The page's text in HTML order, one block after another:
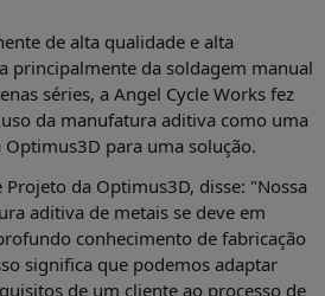
de alta qualidade e alta
principalmente da soldagem manual
séries, a Angel Cycle Works fez
da manufatura aditiva como uma
para uma solução.
Projeto da Optimus3D, disse: "Nossa
aditiva de metais se deve em
conhecimento de fabricação
significa que podemos adaptar
de um cliente ao processo de